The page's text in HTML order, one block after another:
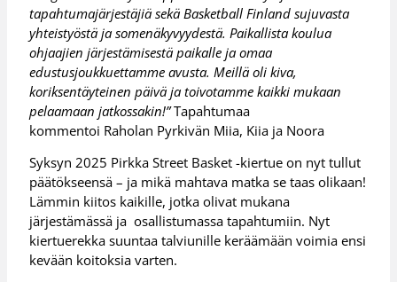
tapahtumajärjestäjiä sekä Basketball Finland sujuvasta
yhteistyöstä ja somenäkyvyydestä. Paikallista koulua
ohjaajien järjestämisestä paikalle ja omaa
edustusjoukkuettamme avusta. Meillä oli kiva,
koriksentäyteinen päivä ja toivotamme kaikki mukaan
pelaamaan jatkossakin!”Tapahtumaa
kommentoi Raholan Pyrkivän Miia, Kiia ja Noora
Syksyn 2025 Pirkka Street Basket -kiertue on nyt tullut
päätökseensä – ja mikä mahtava matka se taas olikaan!
Lämmin kiitos kaikille, jotka olivat mukana
järjestämässä ja osallistumassa tapahtumiin. Nyt
kiertuerekka suuntaa talviunille keräämään voimia ensi
kevään koitoksia varten.